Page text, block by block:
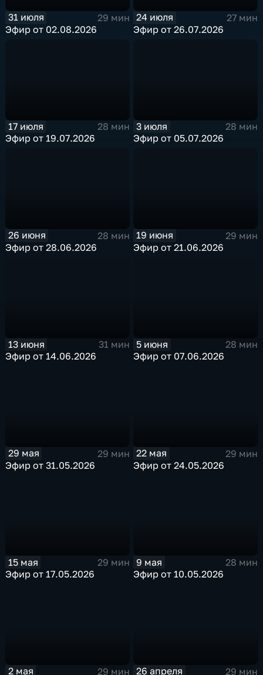
31 июля
29 мин
Эфир от 02.08.2026
24 июля
27 мин
Эфир от 26.07.2026
17 июля
28 мин
Эфир от 19.07.2026
3 июля
28 мин
Эфир от 05.07.2026
26 июня
28 мин
Эфир от 28.06.2026
19 июня
29 мин
Эфир от 21.06.2026
13 июня
31 мин
Эфир от 14.06.2026
5 июня
28 мин
Эфир от 07.06.2026
29 мая
29 мин
Эфир от 31.05.2026
22 мая
29 мин
Эфир от 24.05.2026
15 мая
29 мин
Эфир от 17.05.2026
9 мая
28 мин
Эфир от 10.05.2026
2 мая 29 мин 26 апреля 29 мин